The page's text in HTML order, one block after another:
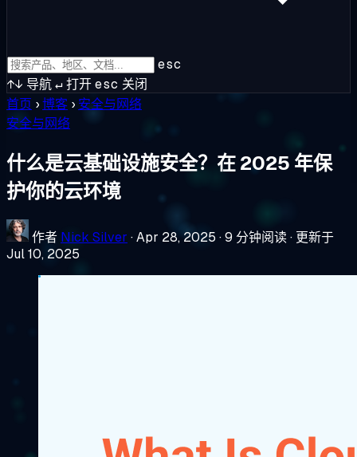
esc
↑↓ 导航↵打开esc 关闭
首页 ›博客 › 安全与网络
安全与网络
什么是云基础设施安全？在 2025 年保
护你的云环境
作者 Nick Silver ·Apr 28, 2025 ·9 分钟阅读· 更新于
Jul 10, 2025